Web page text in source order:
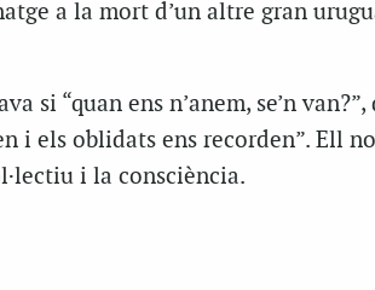
a la mort d’un altre gran
si “quan ens n’anem, se’n van?”,
i els oblidats ens recorden”. Ell no
i la consciència.